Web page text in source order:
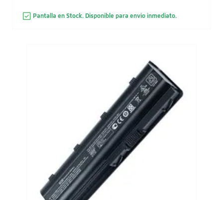
Pantalla en Stock. Disponible para envio inmediato.